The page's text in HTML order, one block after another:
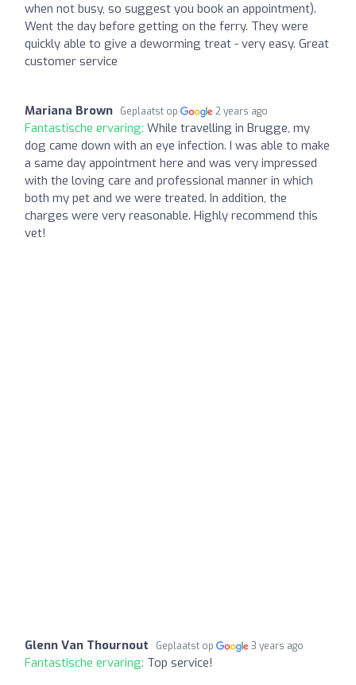
when not busy, so suggest you book an appointment).
Went the day before getting on the ferry. They were
quickly able to give a deworming treat - very easy. Great
customer service
Mariana Brown Geplaatst op 2 years ago
Fantastische ervaring: While travelling in Brugge, my
dog came down with an eye infection. I was able to make
a same day appointment here and was very impressed
with the loving care and professional manner in which
both my pet and we were treated. In addition, the
charges were very reasonable. Highly recommend this
vet!
Glenn Van Thournout Geplaatst op 3 years ago
Fantastische ervaring: Top service!